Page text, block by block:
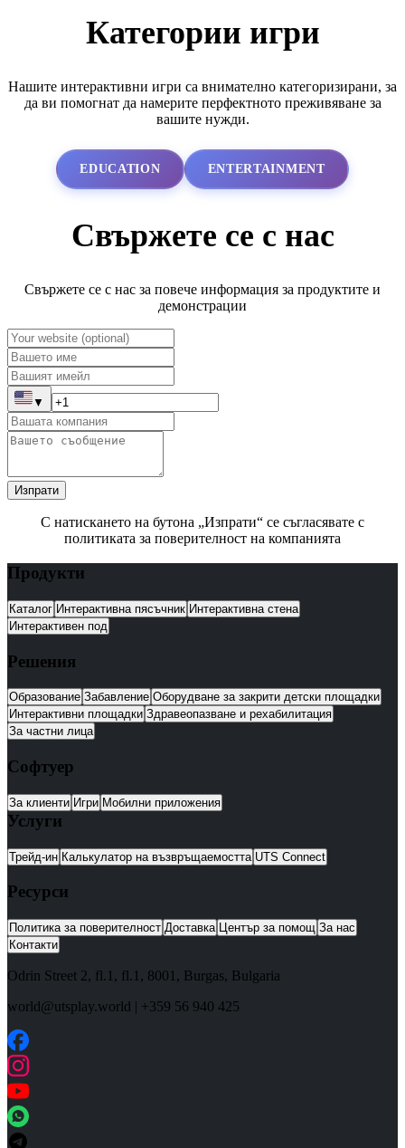
Категории игри
Нашите интерактивни игри са внимателно категоризирани, за
да ви помогнат да намерите перфектното преживяване за
вашите нужди.
EDUCATION ENTERTAINMENT
Свържете се с нас
Свържете се с нас за повече информация за продуктите и
демонстрации
▼
Изпрати
С натискането на бутона „Изпрати“ се съгласявате с
политиката за поверителност на компанията
Продукти
Каталог Интерактивна пясъчник Интерактивна стена
Интерактивен под
Решения
Образование Забавление Оборудване за закрити детски площадки
Интерактивни площадки Здравеопазване и рехабилитация
За частни лица
Софтуер
За клиенти Игри Мобилни приложения
Услуги
Трейд-ин Калькулатор на възвръщаемостта UTS Connect
Ресурси
Политика за поверителност Доставка Център за помощ За нас
Контакти
Odrin Street 2, fl.1 , fl.1, 8001 , Burgas, Bulgaria
world@utsplay.world | +359 56 940 425